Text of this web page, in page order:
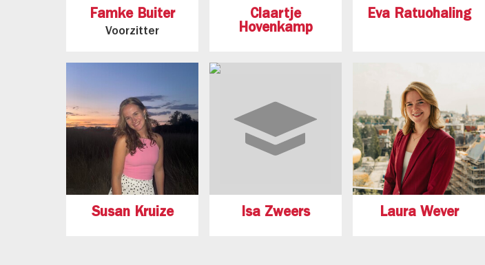
Famke Buiter
Voorzitter
Claartje
Hovenkamp
Eva Ratuohaling
Susan Kruize Isa Zweers Laura Wever